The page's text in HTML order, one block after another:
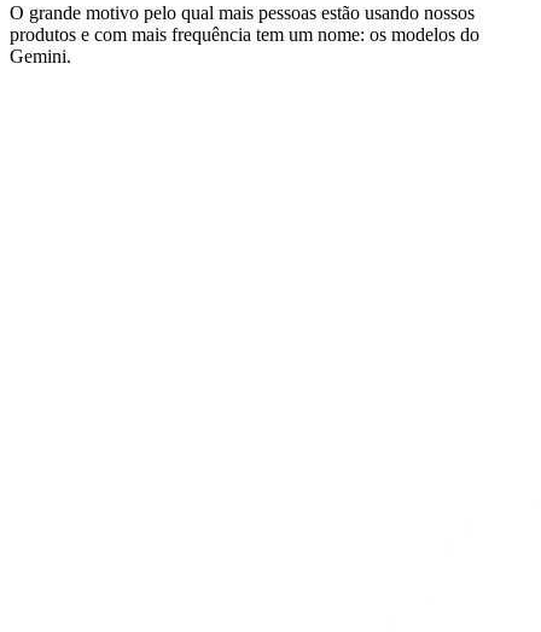
O grande motivo pelo qual mais pessoas estão usando nossos
produtos e com mais frequência tem um nome: os modelos do
Gemini.